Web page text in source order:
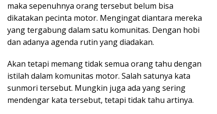
maka sepenuhnya orang tersebut belum bisa
dikatakan pecinta motor. Mengingat diantara mereka
yang tergabung dalam satu komunitas. Dengan hobi
dan adanya agenda rutin yang diadakan.
Akan tetapi memang tidak semua orang tahu dengan
istilah dalam komunitas motor. Salah satunya kata
sunmori tersebut. Mungkin juga ada yang sering
mendengar kata tersebut, tetapi tidak tahu artinya.